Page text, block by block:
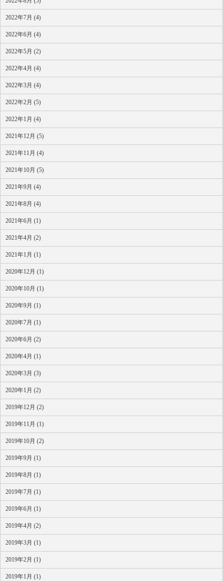
2022年7月 (4)
2022年6月 (4)
2022年5月 (2)
2022年4月 (4)
2022年3月 (4)
2022年2月 (5)
2022年1月 (4)
2021年12月 (5)
2021年11月 (4)
2021年10月 (5)
2021年9月 (4)
2021年8月 (4)
2021年6月 (1)
2021年4月 (2)
2021年1月 (1)
2020年12月 (1)
2020年10月 (1)
2020年9月 (1)
2020年7月 (1)
2020年6月 (2)
2020年4月 (1)
2020年3月 (3)
2020年1月 (2)
2019年12月 (2)
2019年11月 (1)
2019年10月 (2)
2019年9月 (1)
2019年8月 (1)
2019年7月 (1)
2019年6月 (1)
2019年4月 (2)
2019年3月 (1)
2019年2月 (1)
2019年1月 (1)